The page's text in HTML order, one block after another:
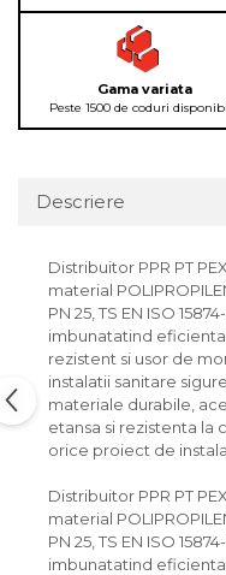
Gama variata
Peste 1500 de coduri
Descriere
Distribuitor PPR PT
material
PN 25, TS EN ISO
imbunatatind
rezistent si usor de
instalatii sanitare
materiale durabile,
etansa si rezistenta
orice proiect de
Distribuitor PPR PT
material
PN 25, TS EN ISO
imbunatatind